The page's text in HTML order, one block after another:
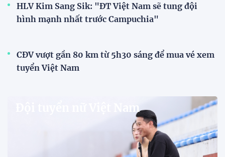
HLV Kim Sang Sik: "ĐT Việt Nam sẽ tung đội
hình mạnh nhất trước Campuchia"
CĐV vượt gần 80 km từ 5h30 sáng để mua vé xem
tuyển Việt Nam
Đội tuyển nữ Việt Nam